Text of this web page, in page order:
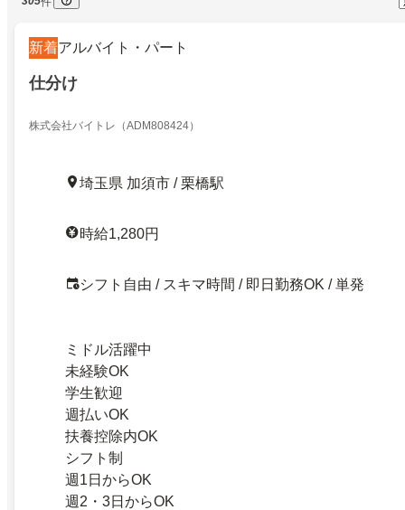
新着アルバイト・パート
仕分け
株式会社バイトレ（ADM808424）
埼玉県 加須市 / 栗橋駅
時給1,280円
シフト自由 / スキマ時間 / 即日勤務OK / 単発
ミドル活躍中
未経験OK
学生歓迎
週払いOK
扶養控除内OK
シフト制
週1日からOK
週2・3日からOK